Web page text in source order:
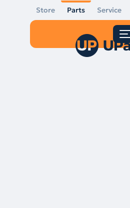
Store Parts Service